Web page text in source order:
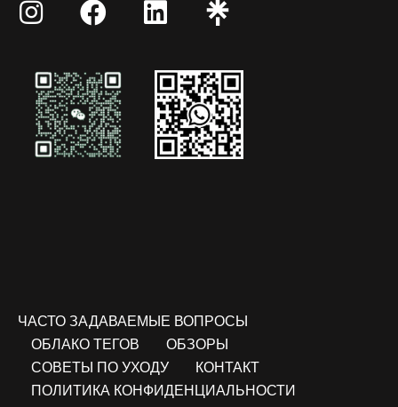
ЧАСТО ЗАДАВАЕМЫЕ ВОПРОСЫ
ОБЛАКО ТЕГОВ
ОБЗОРЫ
СОВЕТЫ ПО УХОДУ
КОНТАКТ
ПОЛИТИКА КОНФИДЕНЦИАЛЬНОСТИ